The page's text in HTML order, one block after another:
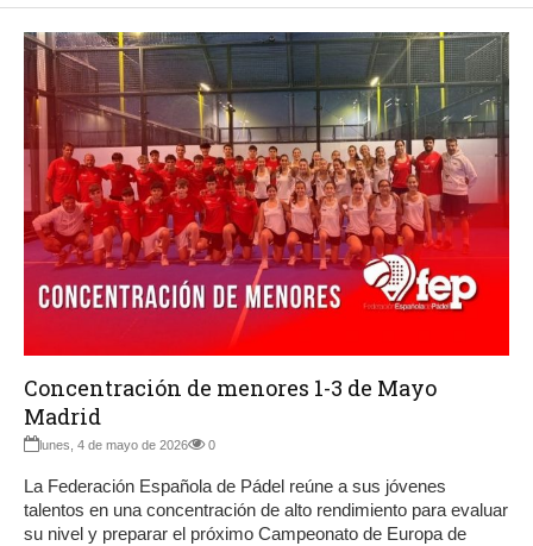
Concentración de menores 1-3 de Mayo
Madrid
lunes, 4 de mayo de 2026 0
La Federación Española de Pádel reúne a sus jóvenes
talentos en una concentración de alto rendimiento para evaluar
su nivel y preparar el próximo Campeonato de Europa de